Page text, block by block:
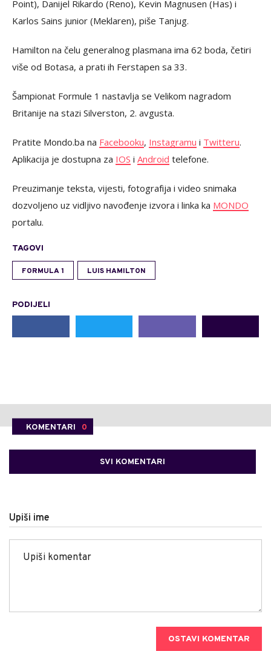
Point), Danijel Rikardo (Reno), Kevin Magnusen (Has) i
Karlos Sains junior (Meklaren), piše Tanjug.
Hamilton na čelu generalnog plasmana ima 62 boda, četiri
više od Botasa, a prati ih Ferstapen sa 33.
Šampionat Formule 1 nastavlja se Velikom nagradom
Britanije na stazi Silverston, 2. avgusta.
Pratite Mondo.ba na Facebooku, Instagramu i Twitteru.
Aplikacija je dostupna za IOS i Android telefone.
Preuzimanje teksta, vijesti, fotografija i video snimaka
dozvoljeno uz vidljivo navođenje izvora i linka ka MONDO
portalu.
TAGOVI
FORMULA 1 LUIS HAMILTON
PODIJELI
KOMENTARI 0
SVI KOMENTARI
Upiši ime
OSTAVI KOMENTAR